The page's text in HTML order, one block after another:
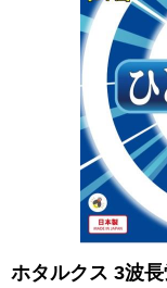
ホタルクス 3波